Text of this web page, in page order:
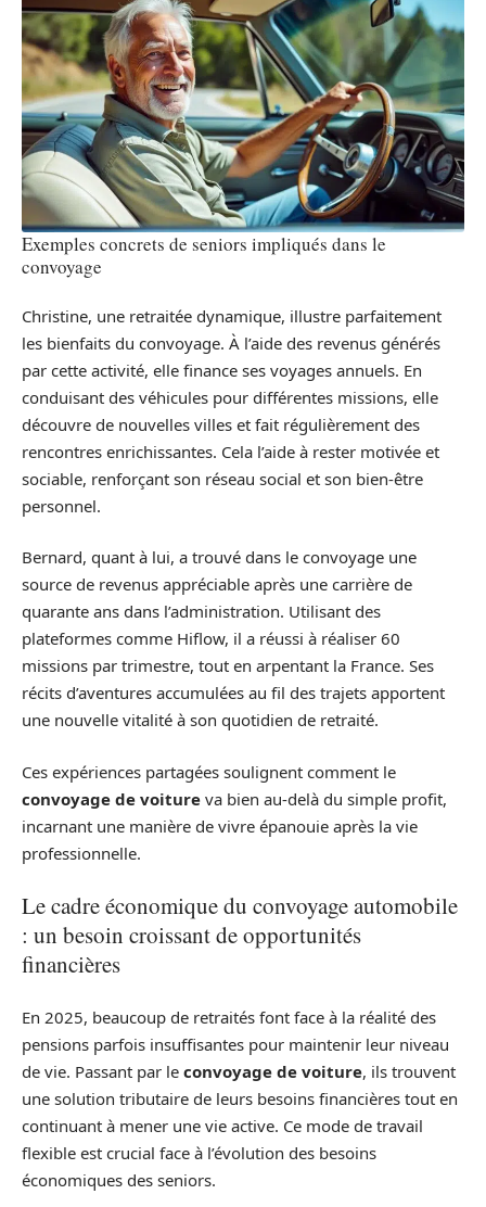
Exemples concrets de seniors impliqués dans le
convoyage
Christine, une retraitée dynamique, illustre parfaitement
les bienfaits du convoyage. À l’aide des revenus générés
par cette activité, elle finance ses voyages annuels. En
conduisant des véhicules pour différentes missions, elle
découvre de nouvelles villes et fait régulièrement des
rencontres enrichissantes. Cela l’aide à rester motivée et
sociable, renforçant son réseau social et son bien-être
personnel.
Bernard, quant à lui, a trouvé dans le convoyage une
source de revenus appréciable après une carrière de
quarante ans dans l’administration. Utilisant des
plateformes comme Hiflow, il a réussi à réaliser 60
missions par trimestre, tout en arpentant la France. Ses
récits d’aventures accumulées au fil des trajets apportent
une nouvelle vitalité à son quotidien de retraité.
Ces expériences partagées soulignent comment le
convoyage de voiture va bien au-delà du simple profit,
incarnant une manière de vivre épanouie après la vie
professionnelle.
Le cadre économique du convoyage automobile
: un besoin croissant de opportunités
financières
En 2025, beaucoup de retraités font face à la réalité des
pensions parfois insuffisantes pour maintenir leur niveau
de vie. Passant par le convoyage de voiture, ils trouvent
une solution tributaire de leurs besoins financières tout en
continuant à mener une vie active. Ce mode de travail
flexible est crucial face à l’évolution des besoins
économiques des seniors.